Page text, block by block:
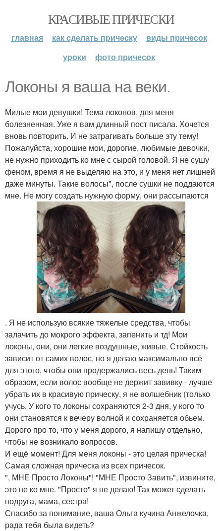
КРАСИВЫЕ ПРИЧЕСКИ
главная как сделать прическу
виды причесок
уроки
фото причесок
Локоны я ваша на веки.
Милые мои девушки! Тема локонов, для меня
болезненная. Уже я вам длинный пост писала. Хочется
вновь повторить. И не затрагивать больше эту тему!
Пожалуйста, хорошие мои, дорогие, любимые девочки,
не нужно приходить ко мне с сырой головой. Я не сушу
феном, время я не выделяю на это, и у меня нет лишней
даже минуты. Такие волосы", после сушки не поддаются
мне. Не могу создать нужную форму, они рассыпаются
. Я не использую всякие тяжелые средства, чтобы
залачить до мокрого эффекта, запенить и тд! Мои
локоны, они, они легкие воздушные, живые. Стойкость
зависит от самих волос, но я делаю максимально всё
для этого, чтобы они продержались весь день! Таким
образом, если волос вообще не держит завивку - лучше
убрать их в красивую прическу, я не волшебник (только
учусь. У кого то локоны сохраняются 2-3 дня, у кого то
они становятся к вечеру волной и сохраняется обьем.
Дорого про то, что у меня дорого, я напишу отдельно,
чтобы не возникало вопросов.
И ещё момент! Для меня локоны - это целая прическа!
Самая сложная прическа из всех причесок.
", МНЕ Просто Локоны"! "МНЕ Просто Завить", извините,
это не ко мне. "Просто" я не делаю! Так может сделать
подруга, мама, сестра!
Спасибо за понимание, ваша Ольга кучина Анжелочка,
рада тебя была видеть?